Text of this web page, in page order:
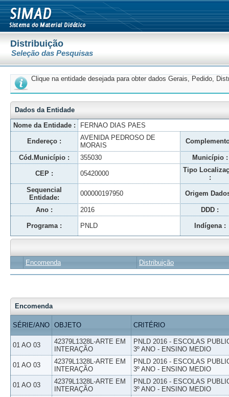
Distribuição
Seleção das Pesquisas
Clique na entidade desejada para obter dados Gerais, Pedido,
Dados da Entidade
Nome da Entidade :
FERNAO DIAS PAES
Endereço :
AVENIDA PEDROSO DE
MORAIS
Cód.Município : 355030 Município :
CEP : 05420000
Tipo
:
Sequencial
Entidade:
000000197950 Origem
Ano : 2016 DDD :
Programa : PNLD Indígena :
Encomenda Distribuição
Encomenda
SÉRIE/ANO OBJETO CRITÉRIO
01 AO 03
42379L1328L-ARTE EM
INTERAÇÃO
PNLD 2016 - ESCOLAS
3º ANO - ENSINO MEDIO
01 AO 03
42379L1328L-ARTE EM
INTERAÇÃO
PNLD 2016 - ESCOLAS
3º ANO - ENSINO MEDIO
01 AO 03
42379L1328L-ARTE EM
INTERAÇÃO
PNLD 2016 - ESCOLAS
3º ANO - ENSINO MEDIO